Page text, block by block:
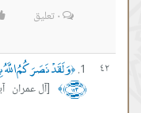
٠تعليق
٤٢ ﴿وَلَقَدْ نَصَرَكُمُ اللَّهُ
﴿١٢٣﴾ ﴾
[آل عمران